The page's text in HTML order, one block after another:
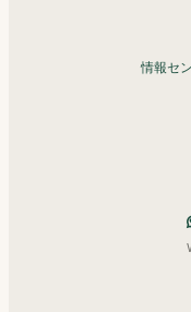
情報セ